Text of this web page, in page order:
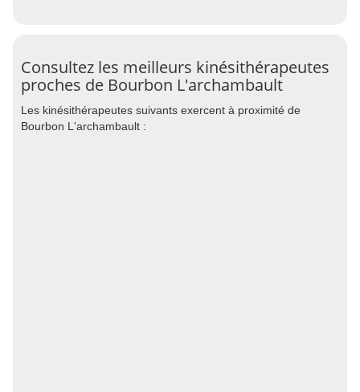
Consultez les meilleurs kinésithérapeutes
proches de Bourbon L'archambault
Les kinésithérapeutes suivants exercent à proximité de
Bourbon L'archambault :